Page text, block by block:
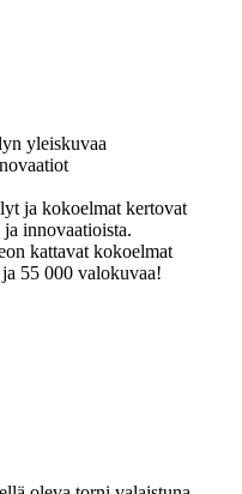
ja kokoelmat kertovat
innovaatioista.
kattavat kokoelmat
55 000 valokuvaa!